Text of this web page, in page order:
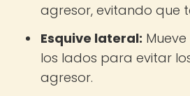
agresor, evitando que
Esquive lateral:
los lados para evitar
agresor.